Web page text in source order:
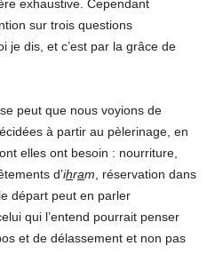
exhaustive. Cependant
sur trois questions
je dis, et c’est par la grâce de
peut que nous voyions de
à partir au pèlerinage, en
elles ont besoin : nourriture,
d’ihram , réservation dans
départ peut en parler
qui l’entend pourrait penser
et de délassement et non pas